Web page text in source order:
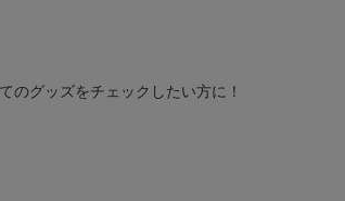
のグッズをチェックしたい方に！